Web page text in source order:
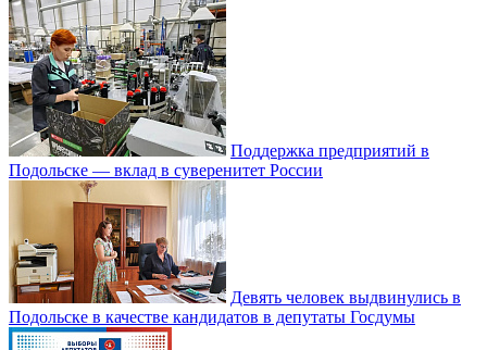
Поддержка предприятий в
Подольске — вклад в суверенитет России
Девять человек выдвинулись в
Подольске в качестве кандидатов в депутаты Госдумы